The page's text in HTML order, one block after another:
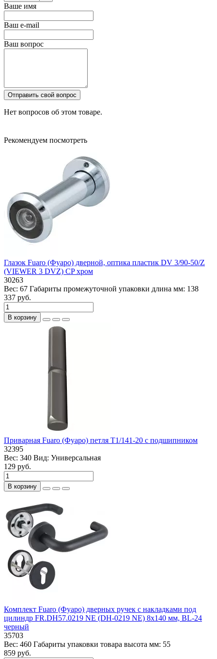
Ваше имя
Ваш e-mail
Ваш вопрос
Отправить свой вопрос
Нет вопросов об этом товаре.
Рекомендуем посмотреть
Глазок Fuaro (Фуаро) дверной, оптика пластик DV 3/90-50/Z
(VIEWER 3 DVZ) CP хром
30263
Вес: 67 Габариты промежуточной упаковки длина мм: 138
337 руб.
В корзину
Приварная Fuaro (Фуаро) петля T1/141-20 с подшипником
32395
Вес: 340 Вид: Универсальная
129 руб.
В корзину
Комплект Fuaro (Фуаро) дверных ручек с накладками под
цилиндр FR.DH57.0219 NE (DH-0219 NE) 8x140 мм, BL-24
черный
35703
Вес: 460 Габариты упаковки товара высота мм: 55
859 руб.